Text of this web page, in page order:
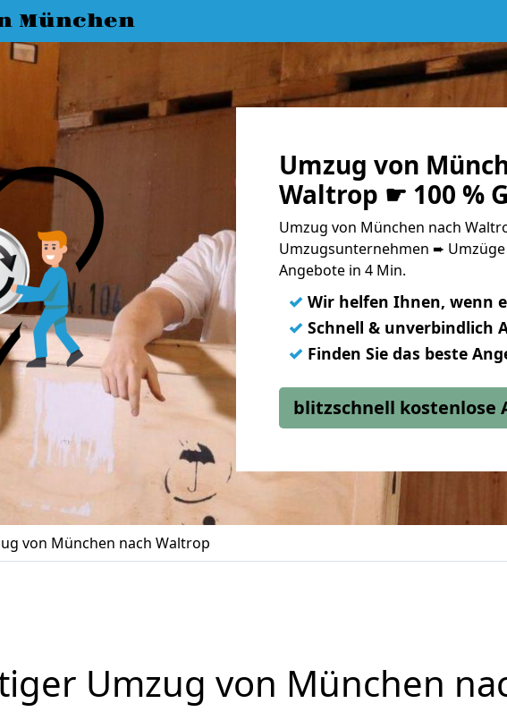
München
Umzug von
Waltrop ☛ 100 %
Umzug von München nach
Umzugsunternehmen ➨ Umzüge
Angebote in 4 Min.
✓ Wir helfen Ihnen, wenn
✓ Schnell & unverbindlich
✓ Finden Sie das beste
blitzschnell kostenlose
von München nach Waltrop
Umzug von München